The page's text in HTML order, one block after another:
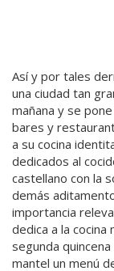
Así y por tales
una ciudad tan
mañana y se
bares y
a su cocina
dedicados al
castellano con la
demás
importancia
dedica a la
segunda
mantel un menú